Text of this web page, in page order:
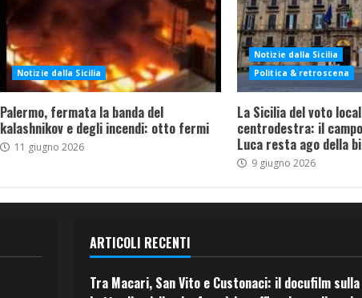
Notizie dalla Sicilia
Palermo, fermata la banda del
kalashnikov e degli incendi: otto fermi
11 giugno 2026
Notizie dalla Sicilia
Politica & retroscena
La Sicilia del voto
centrodestra: il
Luca resta ago della
9 giugno 2026
ARTICOLI RECENTI
Tra Macari, San Vito e Custonaci: il docufilm sulla